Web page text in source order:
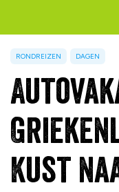
RONDREIZEN DAGEN
Kust